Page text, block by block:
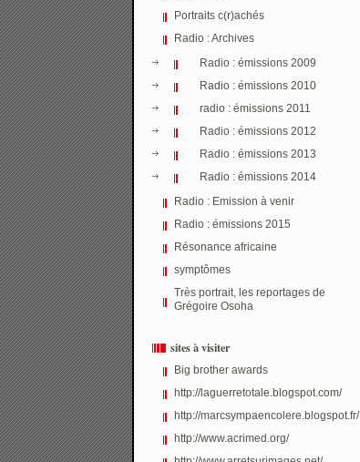
Portraits c(r)achés
Radio : Archives
Radio : émissions 2009
Radio : émissions 2010
radio : émissions 2011
Radio : émissions 2012
Radio : émissions 2013
Radio : émissions 2014
Radio : Emission à venir
Radio : émissions 2015
Résonance africaine
symptômes
Très portrait, les reportages de
Grégoire Osoha
sites à visiter
Big brother awards
http://laguerretotale.blogspot.com/
http://marcsympaencolere.blogspot.fr/
http://www.acrimed.org/